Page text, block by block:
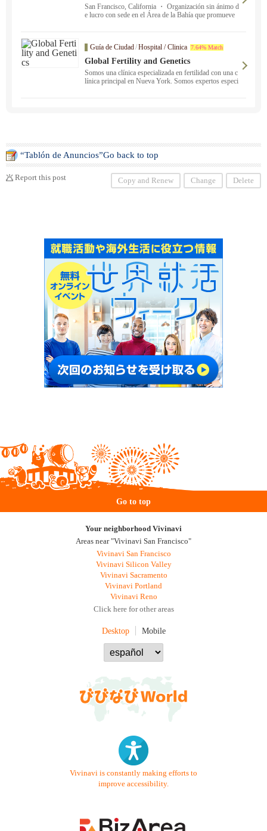
San Francisco, California ・ Organización sin ánimo d
e lucro con sede en el Área de la Bahía que promueve
Guía de Ciudad/Hospital / Clinica 7.64% Match
Global Fertility and Genetics
Somos una clínica especializada en fertilidad con una c
línica principal en Nueva York. Somos expertos especi
“Tablón de Anuncios”Go back to top
Report this post Copy and Renew Change Delete
Go to top
Your neighborhood Vivinavi
Areas near "Vivinavi San Francisco"
Vivinavi San Francisco
Vivinavi Silicon Valley
Vivinavi Sacramento
Vivinavi Portland
Vivinavi Reno
Click here for other areas
Desktop Mobile
Vivinavi is constantly making efforts to
improve accessibility.